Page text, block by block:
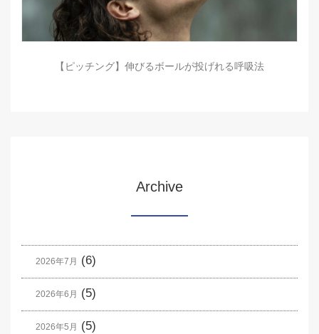
【ピッチング】伸びるボールが投げれる呼吸法
Archive
2026年7月 (6)
2026年6月 (5)
2026年5月 (5)